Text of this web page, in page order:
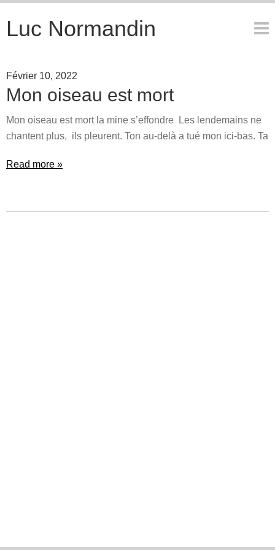
Luc Normandin
février 10, 2022
Mon oiseau est mort
Mon oiseau est mort la mine s’effondre Les lendemains ne
chantent plus, ils pleurent. Ton au-delà a tué mon ici-bas. Ta
Read more »